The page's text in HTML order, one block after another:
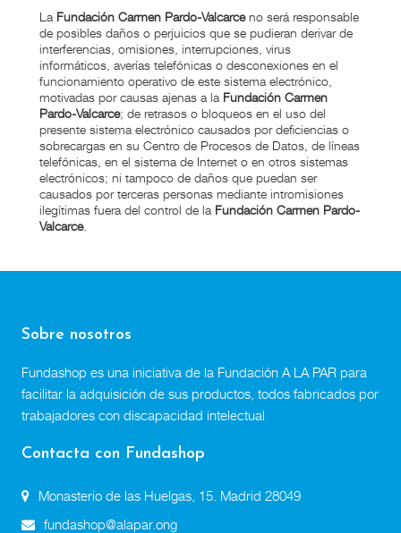
La Fundación Carmen Pardo-Valcarceno será responsable
de posibles daños o perjuicios que se pudieran derivar de
interferencias, omisiones, interrupciones, virus
informáticos, averías telefónicas o desconexiones en el
funcionamiento operativo de este sistema electrónico,
motivadas por causas ajenas a la Fundación Carmen
Pardo-Valcarce; de retrasos o bloqueos en el uso del
presente sistema electrónico causados por deficiencias o
sobrecargas en su Centro de Procesos de Datos, de líneas
telefónicas, en el sistema de Internet o en otros sistemas
electrónicos; ni tampoco de daños que puedan ser
causados por terceras personas mediante intromisiones
ilegítimas fuera del control de la Fundación Carmen Pardo-
Valcarce.
Sobre nosotros
Fundashop es una iniciativa de la Fundación A LA PAR para
facilitar la adquisición de sus productos, todos fabricados por
trabajadores con discapacidad intelectual
Contacta con Fundashop
Monasterio de las Huelgas, 15. Madrid 28049
fundashop@alapar.ong